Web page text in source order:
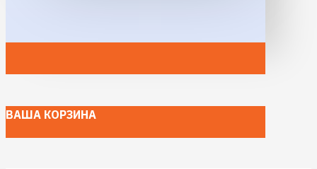
ВАША КОРЗИНА